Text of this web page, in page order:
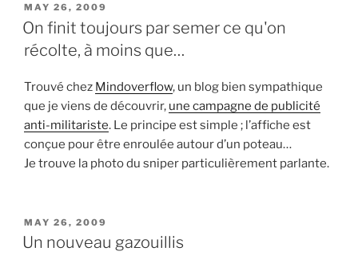
POSTED
ON
MAY 26, 2009
On finit toujours par semer ce qu'on
récolte, à moins que…
Trouvé chez Mindoverflow, un blog bien sympathique
que je viens de découvrir, une campagne de publicité
anti-militariste. Le principe est simple ; l’affiche est
conçue pour être enroulée autour d’un poteau…
Je trouve la photo du sniper particulièrement parlante.
POSTED
ON
MAY 26, 2009
Un nouveau gazouillis